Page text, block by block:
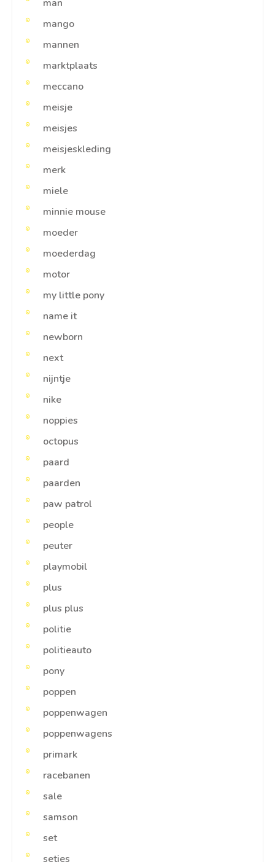
man
mango
mannen
marktplaats
meccano
meisje
meisjes
meisjeskleding
merk
miele
minnie mouse
moeder
moederdag
motor
my little pony
name it
newborn
next
nijntje
nike
noppies
octopus
paard
paarden
paw patrol
people
peuter
playmobil
plus
plus plus
politie
politieauto
pony
poppen
poppenwagen
poppenwagens
primark
racebanen
sale
samson
set
setjes